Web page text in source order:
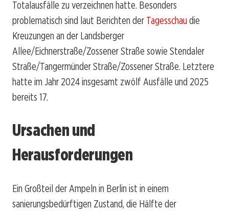
Totalausfälle zu verzeichnen hatte. Besonders
problematisch sind laut Berichten der Tagesschau die
Kreuzungen an der Landsberger
Allee/Eichnerstraße/Zossener Straße sowie Stendaler
Straße/Tangermünder Straße/Zossener Straße. Letztere
hatte im Jahr 2024 insgesamt zwölf Ausfälle und 2025
bereits 17.
Ursachen und
Herausforderungen
Ein Großteil der Ampeln in Berlin ist in einem
sanierungsbedürftigen Zustand, die Hälfte der